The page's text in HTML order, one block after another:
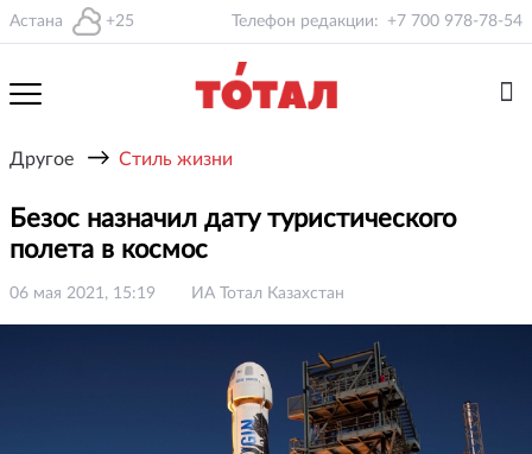
Астана +25 Телефон редакции: +7 700 978-78-54
Другое → Стиль жизни
Безос назначил дату туристического
полета в космос
06 мая 2021, 15:19 ИА Тотал Казахстан